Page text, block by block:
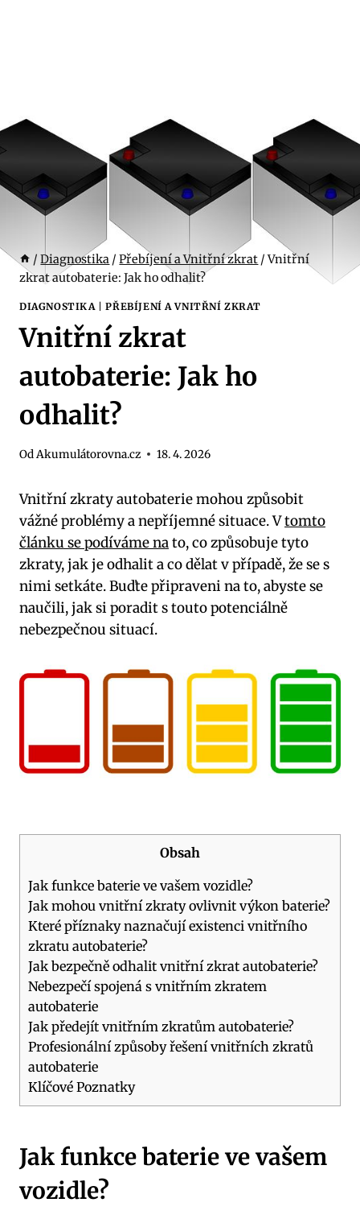
/ Diagnostika / Přebíjení a Vnitřní zkrat / Vnitřní
zkrat autobaterie: Jak ho odhalit?
DIAGNOSTIKA|PŘEBÍJENÍ A VNITŘNÍ ZKRAT
Vnitřní zkrat
autobaterie: Jak ho
odhalit?
OdAkumulátorovna.cz 18. 4. 2026
Vnitřní zkraty autobaterie mohou způsobit
vážné problémy a nepříjemné situace. Vtomto
článku se podíváme nato, co způsobuje tyto
zkraty, jak je odhalit a co dělat v případě, že se s
nimi setkáte. Buďte připraveni na to, abyste se
naučili, jak si poradit s touto potenciálně
nebezpečnou situací.
Obsah
Jak funkce baterie ve vašem vozidle?
Jak mohou vnitřní zkraty ovlivnit výkon baterie?
Které příznaky naznačují existenci vnitřního
zkratu autobaterie?
Jak bezpečně odhalit vnitřní zkrat autobaterie?
Nebezpečí spojená s vnitřním zkratem
autobaterie
Jak předejít vnitřním zkratům autobaterie?
Profesionální způsoby řešení vnitřních zkratů
autobaterie
Klíčové Poznatky
Jak funkce baterie ve vašem
vozidle?